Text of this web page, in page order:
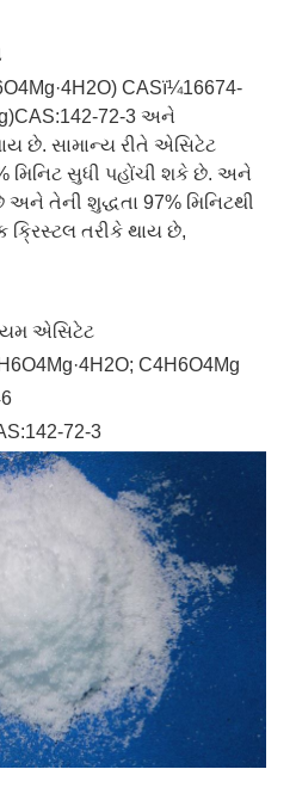
CASï¼16674-
72-3 અને
છે. સામાન્ય રીતે એસિટેટ
મિનિટ સુધી પહોંચી શકે છે. અને
અને તેની શુદ્ધતા 97% મિનિટથી
ક્રિસ્ટલ તરીકે થાય છે,
એસિટેટ
C4H6O4Mg
72-3